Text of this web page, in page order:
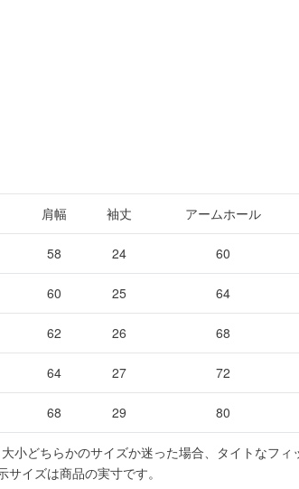
肩幅 袖丈 アームホール
58 24 60
60 25 64
62 26 68
64 27 72
68 29 80
小どちらかのサイズか迷った場合、タイトなフィ
サイズは商品の実寸です。